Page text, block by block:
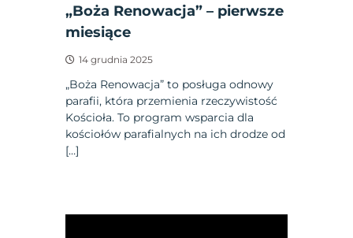
„Boża Renowacja” – pierwsze
miesiące
14 grudnia 2025
„Boża Renowacja” to posługa odnowy
parafii, która przemienia rzeczywistość
Kościoła. To program wsparcia dla
kościołów parafialnych na ich drodze od
[…]